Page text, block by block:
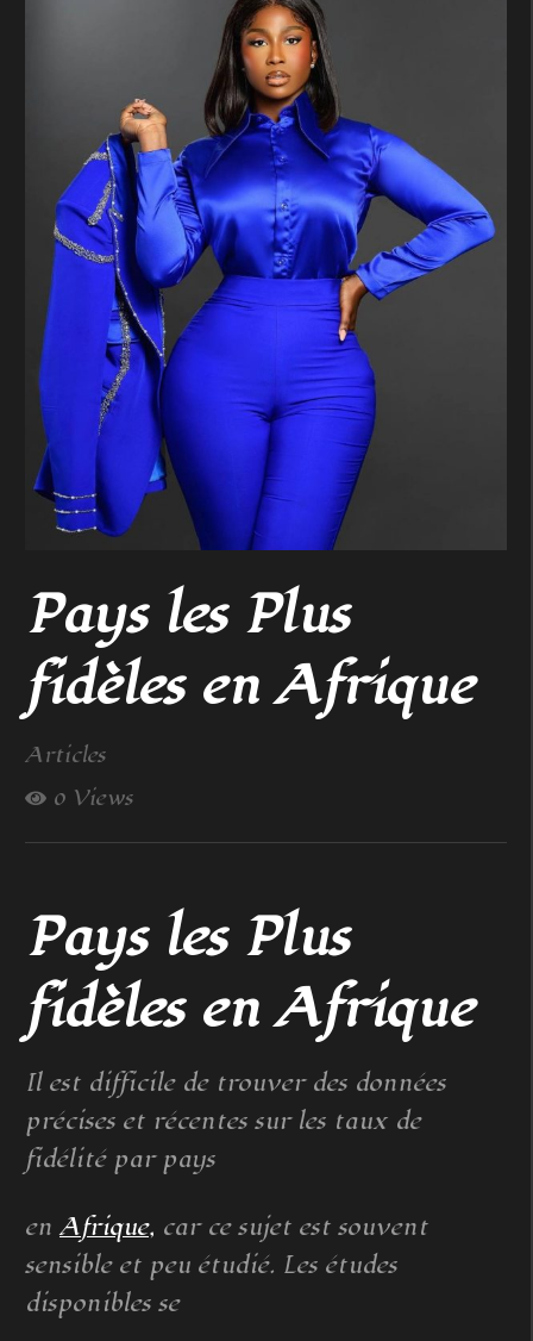
Pays les Plus
fidèles en Afrique
Articles
0 Views
Pays les Plus
fidèles en Afrique
Il est difficile de trouver des données
précises et récentes sur les taux de
fidélité par pays
enAfrique, car ce sujet est souvent
sensible et peu étudié. Les études
disponibles se